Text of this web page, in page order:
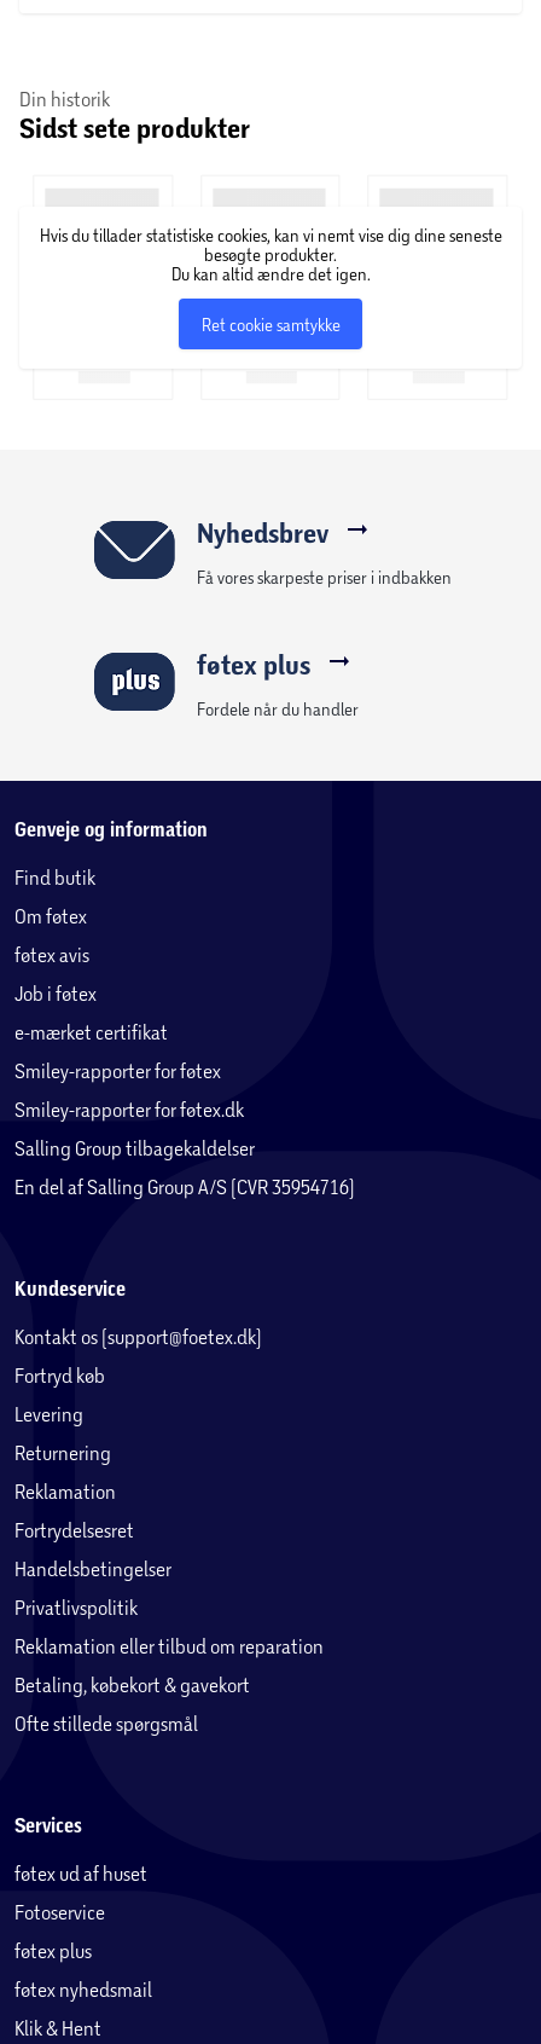
Din historik
Sidst sete produkter
Hvis du tillader statistiske cookies, kan vi nemt vise dig dine seneste
besøgte produkter.
Du kan altid ændre det igen.
Ret cookie samtykke
Nyhedsbrev
Få vores skarpeste priser i indbakken
føtex plus
Fordele når du handler
Genveje og information
Find butik
Om føtex
føtex avis
Job i føtex
e-mærket certifikat
Smiley-rapporter for føtex
Smiley-rapporter for føtex.dk
Salling Group tilbagekaldelser
En del af Salling Group A/S (CVR 35954716)
Kundeservice
Kontakt os (support@foetex.dk)
Fortryd køb
Levering
Returnering
Reklamation
Fortrydelsesret
Handelsbetingelser
Privatlivspolitik
Reklamation eller tilbud om reparation
Betaling, købekort & gavekort
Ofte stillede spørgsmål
Services
føtex ud af huset
Fotoservice
føtex plus
føtex nyhedsmail
Klik & Hent